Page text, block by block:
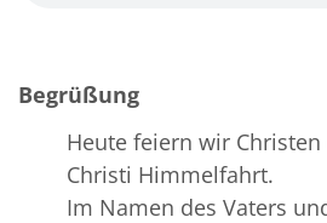
Begrüßung
Heute feiern wir
Christi Himmelfahrt.
Im Namen des Vaters